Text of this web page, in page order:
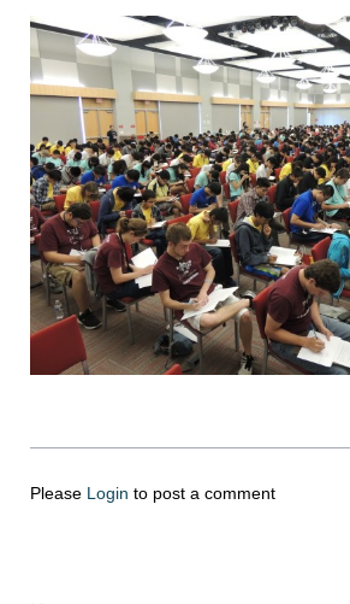
Please Login to post a comment